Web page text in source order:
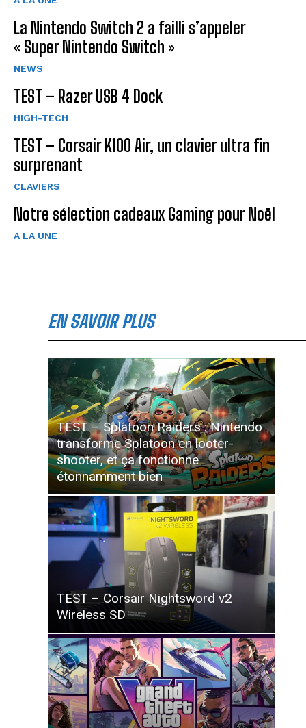
La Nintendo Switch 2 a failli s’appeler
« Super Nintendo Switch »
NEWS
TEST – Razer USB 4 Dock
HIGH-TECH
TEST – Corsair K100 Air, un clavier ultra fin
surprenant
CLAVIERS
Notre sélection cadeaux Gaming pour Noël
A LA UNE
EN SAVOIR PLUS
TEST – Splatoon Raiders : Nintendo
transforme Splatoon en looter-
shooter, et ça fonctionne
étonnamment bien
TEST – Corsair Nightsword v2
Wireless SD